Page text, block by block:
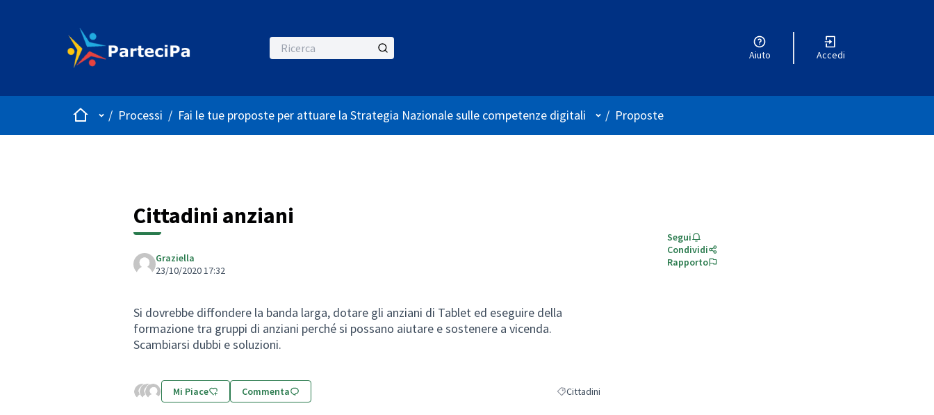
Aiuto Accedi
HomeMenù principale
/ Processi / Fai le tue proposte per attuare la Strategia Nazionale sulle competenze digitali Menù utente
/ Proposte
Cittadini anziani
Graziella
23/10/2020 17:32
Si dovrebbe diffondere la banda larga, dotare gli anziani di Tablet ed eseguire della
formazione tra gruppi di anziani perché si possano aiutare e sostenere a vicenda.
Scambiarsi dubbi e soluzioni.
Mi Piace Commenta Filtra i risultati per categoria: Cittadini
Cittadini
Segui
Condividi
Rapporto